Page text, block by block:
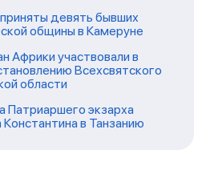
девять бывших
общины в Камеруне
Африки участвовали в
Всехсвятского
области
Патриаршего экзарха
в Танзанию